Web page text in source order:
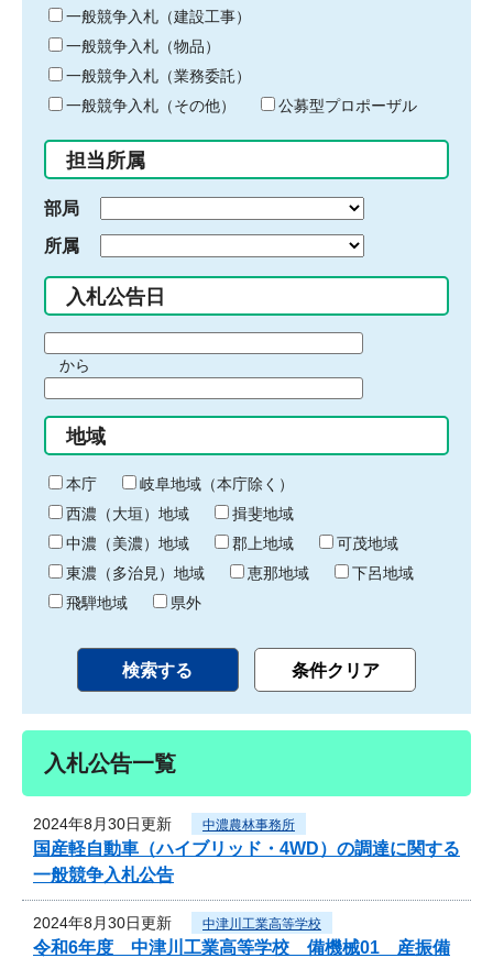
キ
ー
ワ
ー
ド
入
力
一般競争入札（建設工事）
一般競争入札（物品）
一般競争入札（業務委託）
一般競争入札（その他）
公募型プロポーザル
担当所属
部局
所属
入札公告日
間
始
り
から
間
終
わ
り
地域
本庁
岐阜地域（本庁除く）
西濃（大垣）地域
揖斐地域
中濃（美濃）地域
郡上地域
可茂地域
東濃（多治見）地域
恵那地域
下呂地域
飛騨地域
県外
入札公告一覧
2024年8月30日更新 中濃農林事務所
国産軽自動車（ハイブリッド・4WD）の調達に関する
一般競争入札公告
2024年8月30日更新 中津川工業高等学校
令和6年度 中津川工業高等学校 備機械01 産振備